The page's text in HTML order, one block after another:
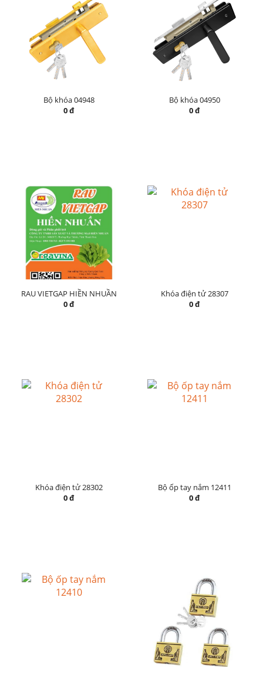
Bộ khóa 04948
0 đ
Bộ khóa 04950
0 đ
RAU VIETGAP HIỀN NHUẦN
0 đ
Khóa điện tử 28307
0 đ
Khóa điện tử 28302
0 đ
Bộ ốp tay nắm 12411
0 đ